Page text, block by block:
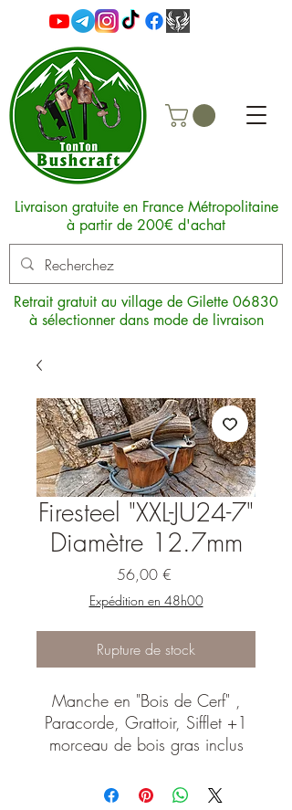
Livraison gratuite en France Métropolitaine
à partir de 200€ d'achat
Retrait gratuit au village de Gilette 06830
à sélectionner dans mode de livraison
Firesteel "XXL-JU24-7"
Diamètre 12.7mm
56,00 €Prix
Expédition en 48h00
Rupture de stock
Manche en "Bois de Cerf" ,
Paracorde, Grattoir, Sifflet +1
morceau de bois gras inclus